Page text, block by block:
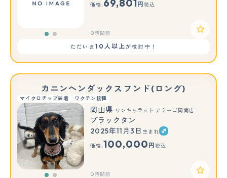
価格: 69,801 円 税込
0時間前
ただいま 10人以上が検討中！
カニンヘンダックスフンド(ロング)
マイクロチップ装着 ワクチン接種
もっと見る
岡山県 ワンキャラット アミーゴ岡南店
ブラックタン
2025年11月3日 生まれ
価格:100,000 円 税込
0時間前